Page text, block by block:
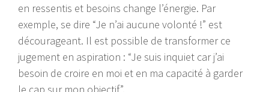
en ressentis et besoins change l’énergie. Par
exemple, se dire “Je n’ai aucune volonté !” est
décourageant. Il est possible de transformer ce
jugement en aspiration : “Je suis inquiet car j’ai
besoin de croire en moi et en ma capacité à garder